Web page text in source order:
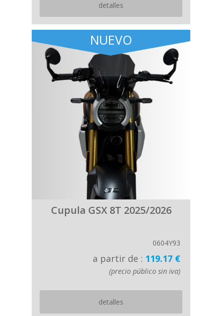
detalles
NUEVO
Cupula GSX 8T 2025/2026
0604Y93
a partir de : 119.17 €
(precio público sin iva)
detalles